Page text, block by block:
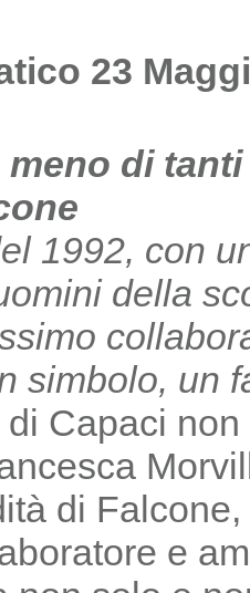
23
meno di
1992, con
della
simbolo, un
di Capaci
di
e